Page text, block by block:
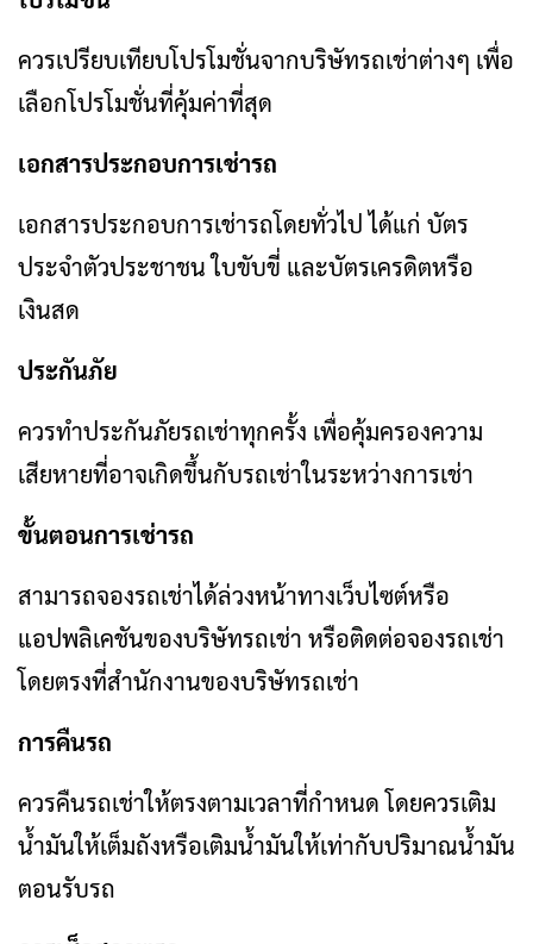
ควรเปรียบเทียบโปรโมชั่นจากบริษัทรถเช่าต่างๆ เพื่อ
เลือกโปรโมชั่นที่คุ้มค่าที่สุด
เอกสารประกอบการเช่ารถ
เอกสารประกอบการเช่ารถโดยทั่วไป ได้แก่ บัตร
ประจำตัวประชาชน ใบขับขี่ และบัตรเครดิตหรือ
เงินสด
ประกันภัย
ควรทำประกันภัยรถเช่าทุกครั้ง เพื่อคุ้มครองความ
เสียหายที่อาจเกิดขึ้นกับรถเช่าในระหว่างการเช่า
ขั้นตอนการเช่ารถ
สามารถจองรถเช่าได้ล่วงหน้าทางเว็บไซต์หรือ
แอปพลิเคชันของบริษัทรถเช่า หรือติดต่อจองรถเช่า
โดยตรงที่สำนักงานของบริษัทรถเช่า
การคืนรถ
ควรคืนรถเช่าให้ตรงตามเวลาที่กำหนด โดยควรเติม
น้ำมันให้เต็มถังหรือเติมน้ำมันให้เท่ากับปริมาณน้ำมัน
ตอนรับรถ